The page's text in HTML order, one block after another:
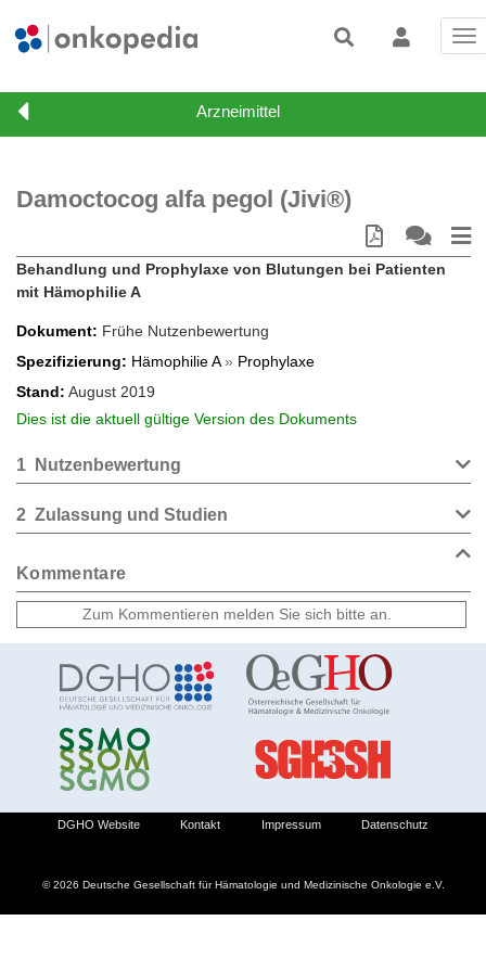
Damoctocog alfa pegol (Jivi®)
Behandlung und Prophylaxe von Blutungen bei Patienten
mit Hämophilie A
Dokument
Frühe Nutzenbewertung
Spezifizierung
Hämophilie A» Prophylaxe
Stand August 2019
Dies ist die aktuell gültige Version des Dokuments
1 Nutzenbewertung
2 Zulassung und Studien
Kommentare
© 2026 Deutsche Gesellschaft für Hämatologie und Medizinische Onkologie e.V.
DGHO Website Kontakt Impressum Datenschutz